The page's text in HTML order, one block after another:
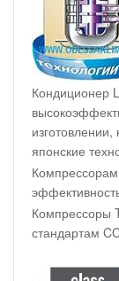
Кондиционер
японские
Компрессоры
стандартам